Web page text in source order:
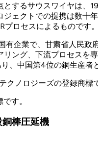
するサウスワイヤは、
ェクトでの提携は数十
ロセスによるものです。
有企業で、甘粛省人民政
ング、下流プロセスを
、中国第4位の銅生産者
クノロジーズの登録商標
す。
棒圧延機